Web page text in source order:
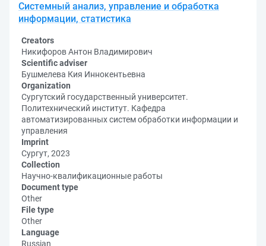
Системный анализ, управление и обработка
информации, статистика
Creators
Никифоров Антон Владимирович
Scientific adviser
Бушмелева Кия Иннокентьевна
Organization
Сургутский государственный университет.
Политехнический институт. Кафедра
автоматизированных систем обработки информации и
управления
Imprint
Сургут, 2023
Collection
Научно-квалификационные работы
Document type
Other
File type
Other
Language
Russian